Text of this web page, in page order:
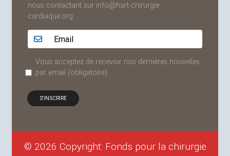
nous contactant sur info@hart-chirurgie-
cardiaque.org
Adresse email...
Vous acceptez de recevoir nos dernières nouvelles
par email (obligatoire)
© 2026 Copyright: Fonds pour la chirurgie